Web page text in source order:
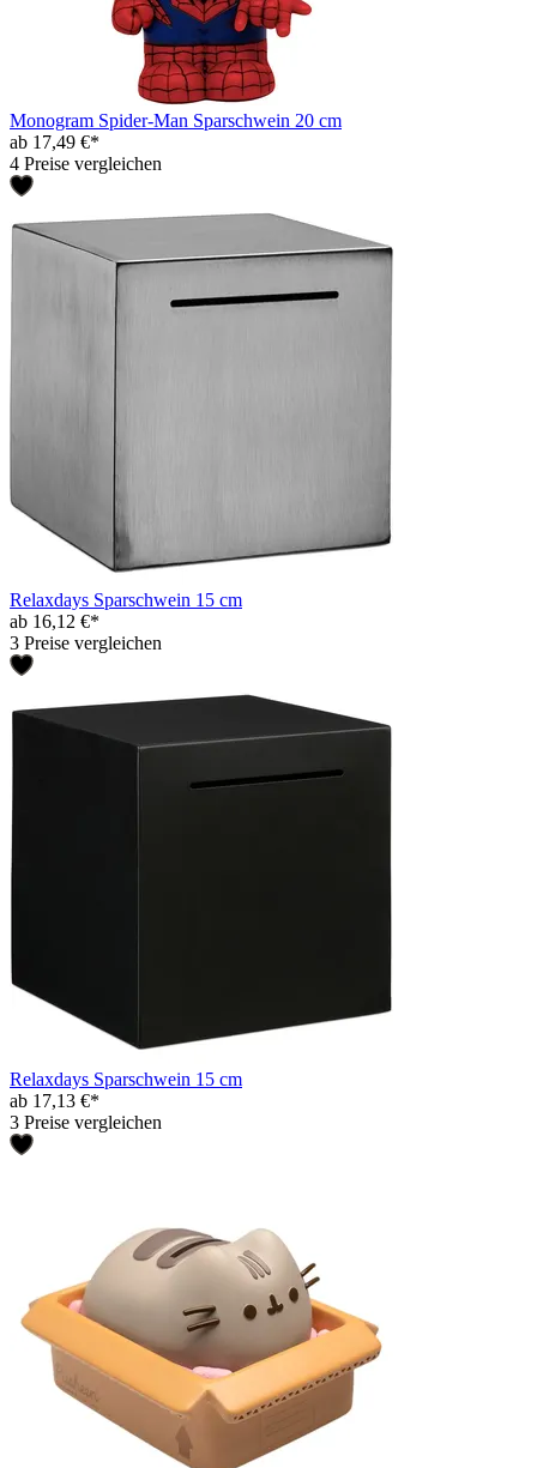
Monogram Spider-Man Sparschwein 20 cm
ab 17,49 €*
4 Preise vergleichen
Relaxdays Sparschwein 15 cm
ab 16,12 €*
3 Preise vergleichen
Relaxdays Sparschwein 15 cm
ab 17,13 €*
3 Preise vergleichen